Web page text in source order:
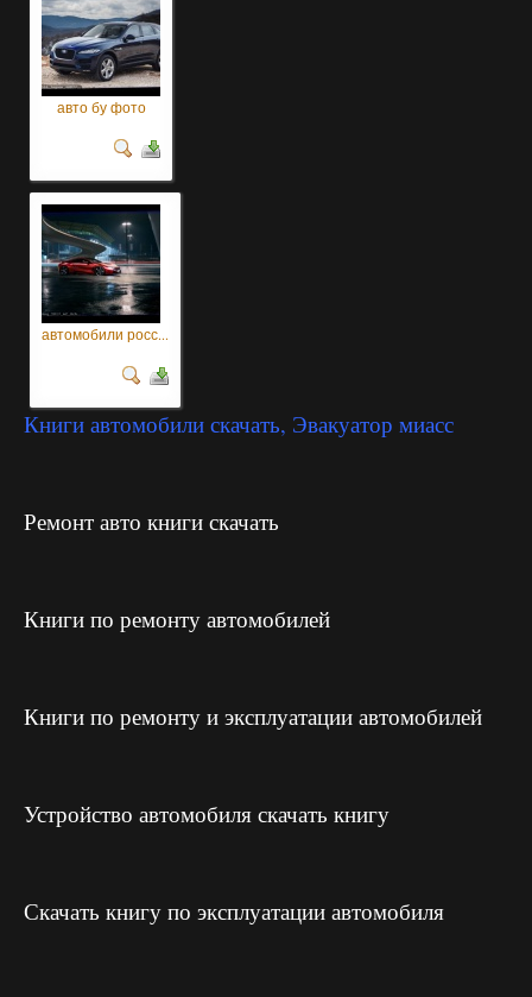
авто бу фото
автомобили росс...
Книги автомобили скачать, Эвакуатор миасс
Ремонт авто книги скачать
Книги по ремонту автомобилей
Книги по ремонту и эксплуатации автомобилей
Устройство автомобиля скачать книгу
Скачать книгу по эксплуатации автомобиля